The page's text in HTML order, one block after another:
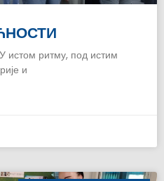
ритму, под истим
и